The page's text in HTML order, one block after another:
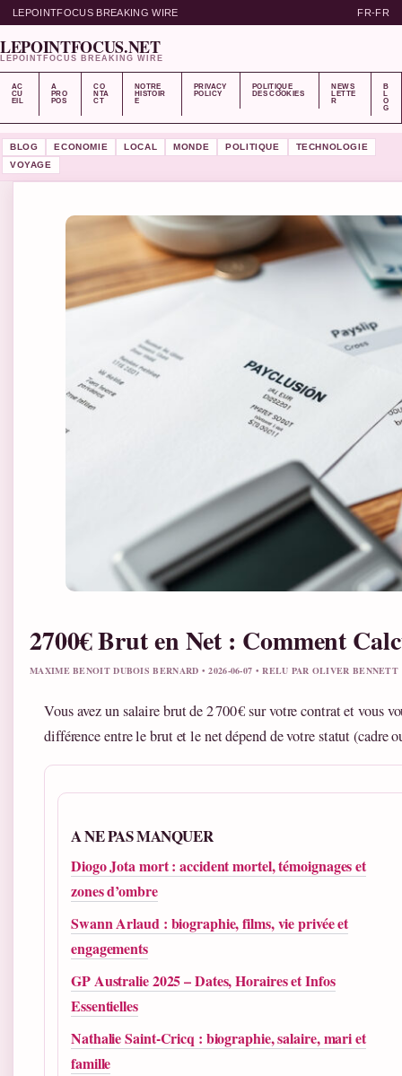
LEPOINTFOCUS BREAKING WIRE FR-FR
LEPOINTFOCUS.NET
LEPOINTFOCUS BREAKING WIRE
AC
CU
EIL
A
PRO
POS
CO
NTA
CT
NOTRE
HISTOIR
E
PRIVACY
POLICY
POLITIQUE
DES COOKIES
NEWS
LETTE
R
B
L
O
G
BLOG ECONOMIE LOCAL MONDE POLITIQUE
TECHNOLOGIE
VOYAGE
2700€ Brut en Net : Comment
MAXIME BENOIT DUBOIS BERNARD • 2026-06-07 • RELU PAR OLIVER BENNETT
Vous avez un salaire brut de 2 700 € sur votre contrat et vous
différence entre le brut et le net dépend de votre statut (cadre
A NE PAS MANQUER
Diogo Jota mort : accident mortel, témoignages et
zones d’ombre
Swann Arlaud : biographie, films, vie privée et
engagements
GP Australie 2025 – Dates, Horaires et Infos
Essentielles
Nathalie Saint-Cricq : biographie, salaire, mari et
famille